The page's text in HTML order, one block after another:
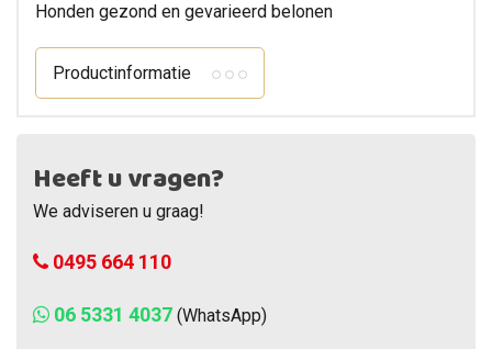
Honden gezond en gevarieerd belonen
Productinformatie
Heeft u vragen?
We adviseren u graag!
0495 664 110
06 5331 4037 (WhatsApp)